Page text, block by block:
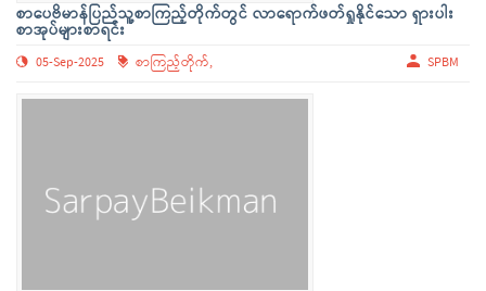
စာပေဗိမာန်ပြည်သူ့စာကြည့်တိုက်တွင် လာရောက်ဖတ်ရှုနိုင်သော ရှားပါး
စာအုပ်များစာရင်း
05-Sep-2025 စာကြည့်တိုက်, SPBM